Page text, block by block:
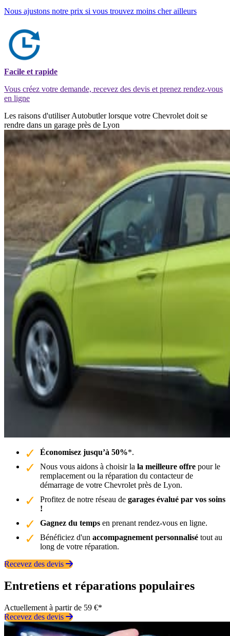
Nous ajustons notre prix si vous trouvez moins cher ailleurs
Facile et rapide
Vous créez votre demande, recevez des devis et prenez rendez-vous
en ligne
Les raisons d'utiliser Autobutler lorsque votre Chevrolet doit se
rendre dans un garage près de Lyon
Économisez jusqu’à 50%*.
Nous vous aidons à choisir la la meilleure offre pour le
remplacement ou la réparation du contacteur de
démarrage de votre Chevrolet près de Lyon.
Profitez de notre réseau de garages évalué par vos soins
!
Gagnez du temps en prenant rendez-vous en ligne.
Bénéficiez d'un accompagnement personnalisé tout au
long de votre réparation.
Recevez des devis
Entretiens et réparations populaires
Actuellement à partir de 59 €*
Recevez des devis